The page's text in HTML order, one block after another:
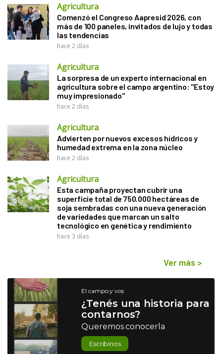
Agricultura
Comenzó el Congreso Aapresid 2026, con
más de 100 paneles, invitados de lujo y todas
las tendencias
hace 2 días
Agricultura
La sorpresa de un experto internacional en
agricultura sobre el campo argentino: "Estoy
muy impresionado"
hace 2 días
Agricultura
Advierten por nuevos excesos hídricos y
humedad extrema en la zona núcleo
hace 2 días
Agricultura
Esta campaña proyectan cubrir una
superficie total de 750.000 hectáreas de
soja sembradas con una nueva generación
de variedades que marcan un salto
tecnológico en genética y rendimiento
hace 3 días
Ver más >
El campo y vos
¿Tenés una historia para
contarnos?
Queremos conocerla
Escribinos